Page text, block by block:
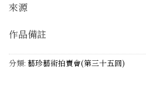
來源
作品備註
分類: 藝珍藝術拍賣會(第三十五回)